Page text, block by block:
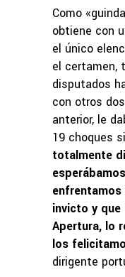
Como
obtiene con
el único
el certamen,
disputados
con otros
anterior, le
19 choques
totalmente
enfrentamos
invicto y que
Apertura, lo
los
dirigente